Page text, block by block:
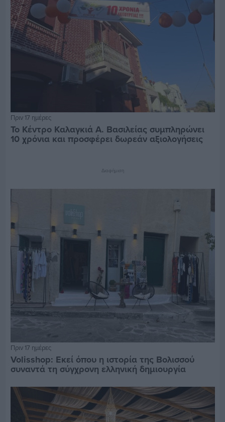
Πριν 17 ημέρες
Το Κέντρο Καλαγκιά Α. Βασιλείας συμπληρώνει
10 χρόνια και προσφέρει δωρεάν αξιολογήσεις
Διαφήμιση
Πριν 17 ημέρες
Volisshop: Εκεί όπου η ιστορία της Βολισσού
συναντά τη σύγχρονη ελληνική δημιουργία